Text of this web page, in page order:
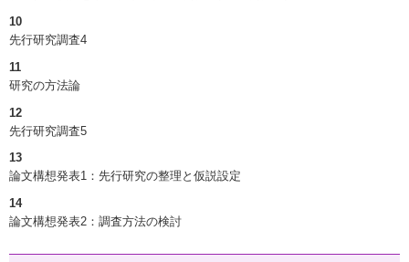
10
先行研究調査4
11
研究の方法論
12
先行研究調査5
13
論文構想発表1：先行研究の整理と仮説設定
14
論文構想発表2：調査方法の検討